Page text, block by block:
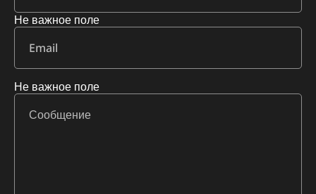
Не важное поле
Не важное поле